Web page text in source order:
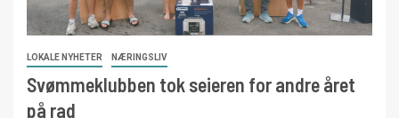
LOKALE NYHETER NÆRINGSLIV
Svømmeklubben tok seieren for andre året
på rad